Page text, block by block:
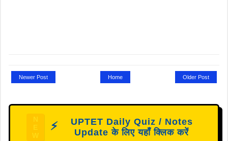
Newer Post Older Post
Home
⚡
UPTET Daily Quiz / Notes
Update के लिए यहाँ क्लिक करें